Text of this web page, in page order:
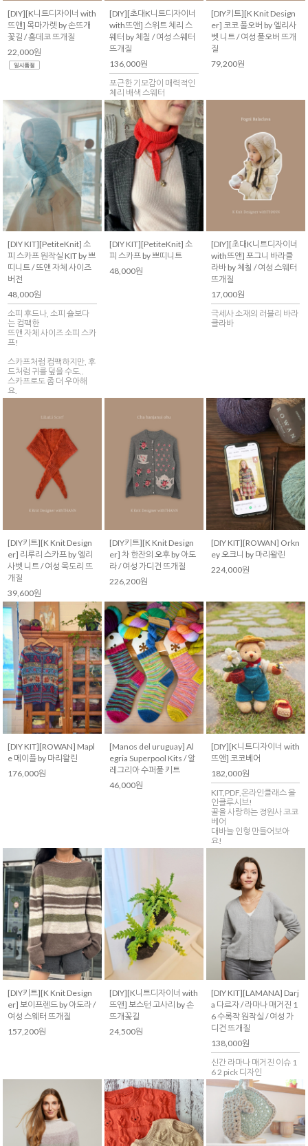
[DIY][K니트디자이너 with
뜨앤] 목마가렛 by 손뜨개
꽃길 / 홈데코 뜨개질
22,000원
[DIY][초대K니트디자이너
with뜨앤] 스위트 체리 스
웨터 by 체칠 / 여성 스웨터
뜨개질
136,000원
포근한 기모감이 매력적인
체리 배색 스웨터
[DIY키트][K Knit Design
er] 코코 풀오버 by 엘리사
벳 니트 / 여성 풀오버 뜨개
질
79,200원
[DIY KIT][PetiteKnit] 소
피 스카프 원작실 KIT by 쁘
띠니트 / 뜨앤 자체 사이즈
버전
48,000원
소피 후드나, 소피 숄보다
는 컴팩한
뜨앤 자체 사이즈 소피 스카
프!
스카프처럼 컴팩하지만, 후
드처럼 귀를 덮을 수도..
스카프로도 좀 더 우아해
요.
[DIY KIT][PetiteKnit] 소
피 스카프 by 쁘띠니트
48,000원
[DIY][초대K니트디자이너
with뜨앤] 포그니 바라클
라바 by 체칠 / 여성 스웨터
뜨개질
17,000원
극세사 소재의 러블리 바라
클라바
[DIY키트][K Knit Design
er] 리루리 스카프 by 엘리
사벳 니트 / 여성 목도리 뜨
개질
39,600원
[DIY키트][K Knit Design
er] 차 한잔의 오후 by 아도
라 / 여성 가디건 뜨개질
226,200원
[DIY KIT][ROWAN] Orkn
ey 오크니 by 마리왈린
224,000원
[DIY KIT][ROWAN] Mapl
e 메이플 by 마리왈린
176,000원
[Manos del uruguay] Al
egria Superpool Kits / 알
레그리아 수퍼풀 키트
46,000원
[DIY][K니트디자이너 with
뜨앤] 코코베어
182,000원
KIT,PDF,온라인클래스 올
인클루시브!
꿀을 사랑하는 정원사 코코
베어
대바늘 인형 만들어보아
요!
[DIY키트][K Knit Design
er] 보이프렌드 by 아도라 /
여성 스웨터 뜨개질
157,200원
[DIY][K니트디자이너 with
뜨앤] 보스턴 고사리 by 손
뜨개꽃길
24,500원
[DIY KIT][LAMANA] Darj
a 다르자 / 라마나 매거진 1
6 수록작 원작실 / 여성 가
디건 뜨개질
138,000원
신간 라마나 매거진 이슈 1
6 2 pick 디자인